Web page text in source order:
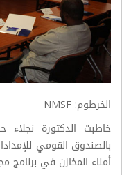
الخرطوم: NMSF
خاطبت الدكتورة نجلاء
بالصندوق القومي
أمناء المخازن في برنامج